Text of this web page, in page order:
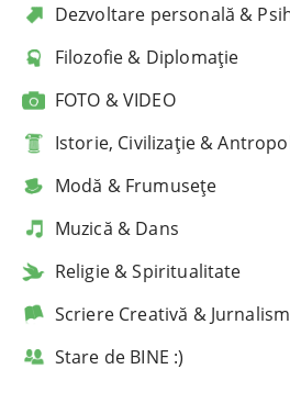
Dezvoltare personală &
Filozofie & Diplomație
FOTO & VIDEO
Istorie, Civilizație &
Modă & Frumusețe
Muzică & Dans
Religie & Spiritualitate
Scriere Creativă & Jurnalism
Stare de BINE :)